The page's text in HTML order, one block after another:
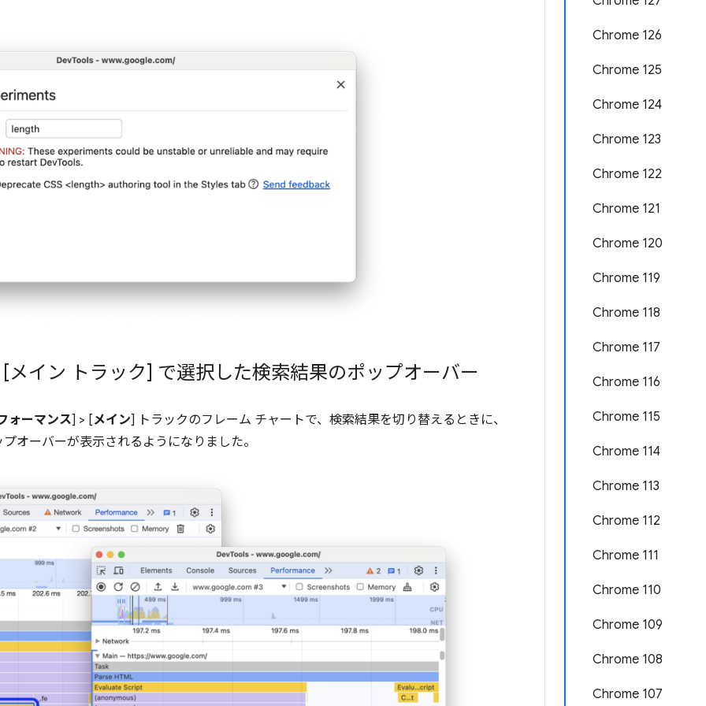
Chrome 126
Chrome 125
Chrome 124
Chrome 123
Chrome 122
Chrome 121
Chrome 120
Chrome 119
Chrome 118
Chrome 117
Chrome 116
Chrome 115
Chrome 114
Chrome 113
Chrome 112
Chrome 111
Chrome 110
Chrome 109
Chrome 108
Chrome 107
メイン トラック] で選択した検索結果のポップオーバー
ォーマンス] > [メイン] トラックのフレーム チャートで、検索結果を切り替えるときに、
オーバーが表示されるようになりました。